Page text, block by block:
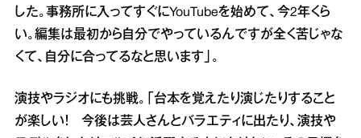
した。事務所に入ってすぐにYouTubeを始めて、今2年くら
い。編集は最初から自分でやっているんですが全く苦じゃな
くて、自分に合ってるなと思います」。
演技やラジオにも挑戦。「台本を覚えたり演じたりすること
が楽しい！ 今後は芸人さんとバラエティに出たり、演技や